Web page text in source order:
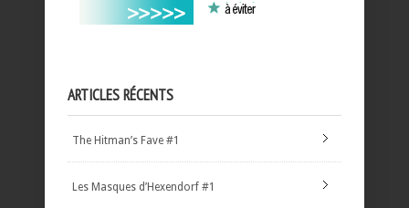
ARTICLES RÉCENTS
The Hitman’s Fave #1
Les Masques d’Hexendorf #1